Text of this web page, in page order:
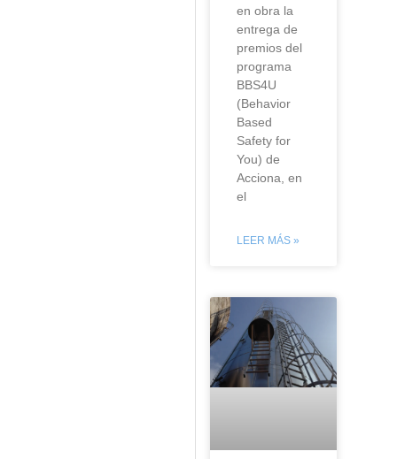
en obra la
entrega de
premios del
programa
BBS4U
(Behavior
Based
Safety for
You) de
Acciona, en
el
LEER MÁS »